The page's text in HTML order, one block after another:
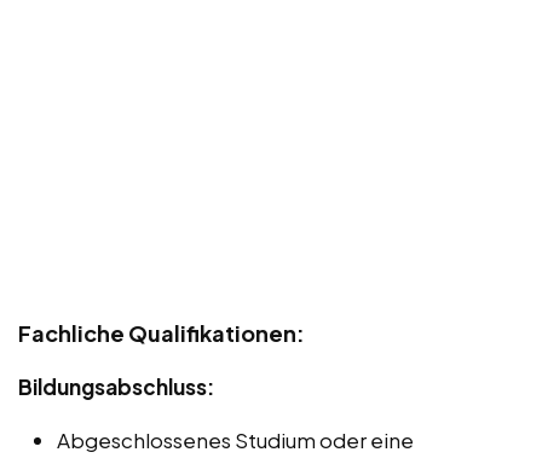
Fachliche Qualifikationen:
Bildungsabschluss:
Abgeschlossenes Studium oder eine